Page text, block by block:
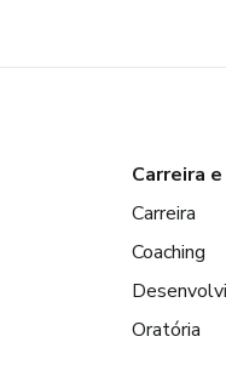
Carreira
Carreira
Coaching
Oratória